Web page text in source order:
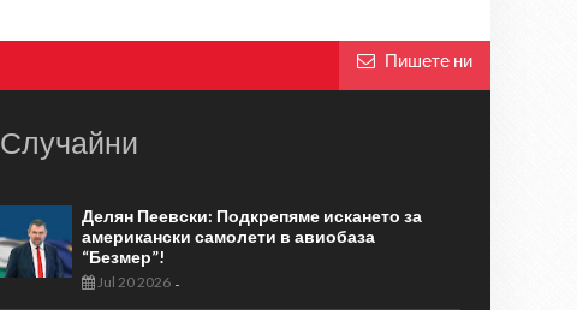
Пишете ни
Случайни
Делян Пеевски: Подкрепяме искането за
американски самолети в авиобаза
“Безмер”!
Jul 20 2026-